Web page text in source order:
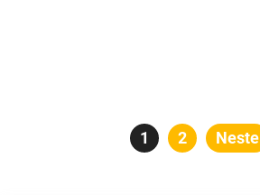
Posts
Side
1 Side
2 Neste